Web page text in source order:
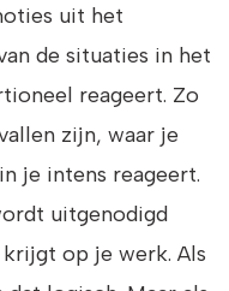
uit het
de situaties in het
reageert. Zo
zijn, waar je
je intens reageert.
uitgenodigd
op je werk. Als